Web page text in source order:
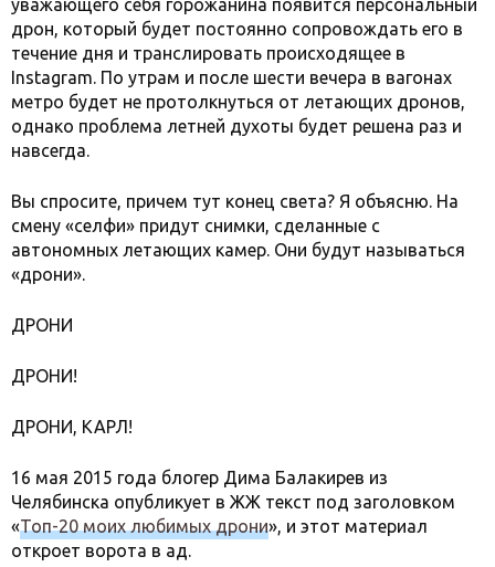
уважающего себя горожанина появится персональный
дрон, который будет постоянно сопровождать его в
течение дня и транслировать происходящее в
Instagram. По утрам и после шести вечера в вагонах
метро будет не протолкнуться от летающих дронов,
однако проблема летней духоты будет решена раз и
навсегда.
Вы спросите, причем тут конец света? Я объясню. На
смену «селфи» придут снимки, сделанные с
автономных летающих камер. Они будут называться
«дрони».
ДРОНИ
ДРОНИ!
ДРОНИ, КАРЛ!
16 мая 2015 года блогер Дима Балакирев из
Челябинска опубликует в ЖЖ текст под заголовком
«Топ-20 моих любимых дрони», и этот материал
откроет ворота в ад.